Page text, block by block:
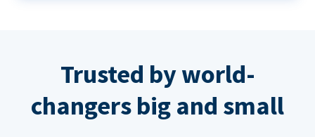
Trusted by world-
changers big and small